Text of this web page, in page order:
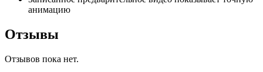
анимацию
Отзывы
Отзывов пока нет.